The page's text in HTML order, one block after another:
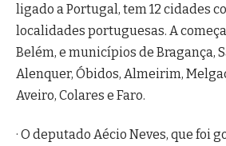
ligado a Portugal, tem 12 cidades
localidades portuguesas. A
Belém, e municípios de Bragança,
Alenquer, Óbidos, Almeirim,
Aveiro, Colares e Faro.
· O deputado Aécio Neves, que foi